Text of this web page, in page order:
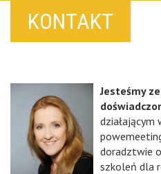
KONTAKT
Jesteśmy
działającym
doradztwie
szkoleń dla